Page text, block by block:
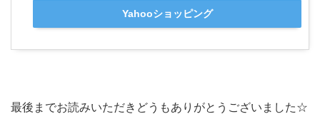
Yahooショッピング
最後までお読みいただきどうもありがとうございました☆